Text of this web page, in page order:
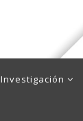
Investigación